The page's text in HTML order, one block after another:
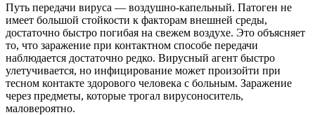
Путь передачи вируса — воздушно-капельный. Патоген не
имеет большой стойкости к факторам внешней среды,
достаточно быстро погибая на свежем воздухе. Это объясняет
то, что заражение при контактном способе передачи
наблюдается достаточно редко. Вирусный агент быстро
улетучивается, но инфицирование может произойти при
тесном контакте здорового человека с больным. Заражение
через предметы, которые трогал вирусоноситель,
маловероятно.